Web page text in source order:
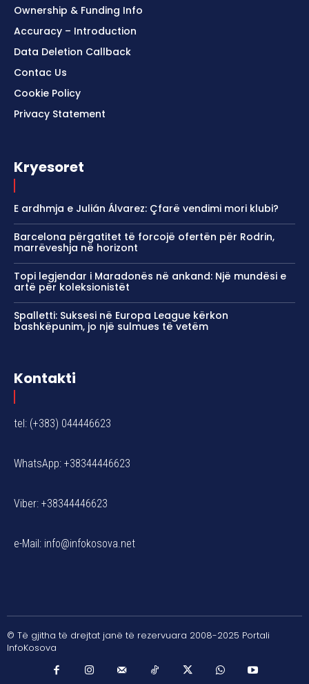
Ownership & Funding Info
Accuracy – Introduction
Data Deletion Callback
Contac Us
Cookie Policy
Privacy Statement
Kryesoret
E ardhmja e Julián Álvarez: Çfarë vendimi mori klubi?
Barcelona përgatitet të forcojë ofertën për Rodrin,
marrëveshja në horizont
Topi legjendar i Maradonës në ankand: Një mundësi e
artë për koleksionistët
Spalletti: Suksesi në Europa League kërkon
bashkëpunim, jo një sulmues të vetëm
Kontakti
tel: (+383) 044446623
WhatsApp: +38344446623
Viber: +38344446623
e-Mail: info@infokosova.net
© Të gjitha të drejtat janë të rezervuara 2008-2025 Portali
InfoKosova